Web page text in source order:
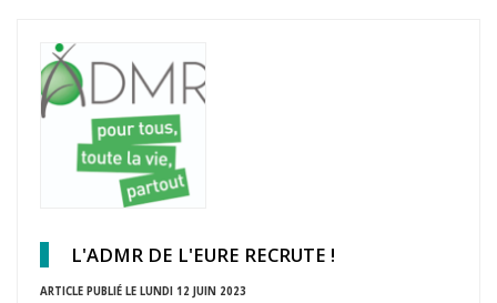
L'ADMR DE L'EURE RECRUTE !
ARTICLE PUBLIÉ LE LUNDI 12 JUIN 2023